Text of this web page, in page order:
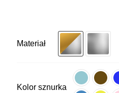
Materiał
Kolor sznurka